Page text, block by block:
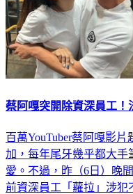
蔡阿嘎突開除資深員工！
百萬YouTuber蔡阿嘎影
加，每年尾牙幾乎都大手
愛。不過，昨（6日）晚
前資深員工「蘿拉」涉犯